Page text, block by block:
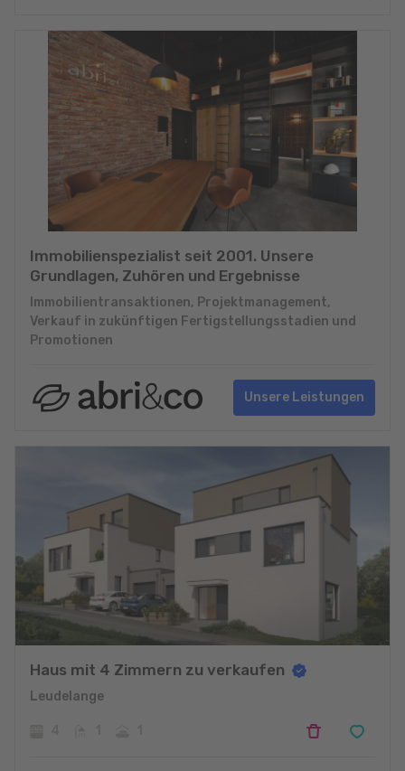
Immobilienspezialist seit 2001. Unsere
Grundlagen, Zuhören und Ergebnisse
Immobilientransaktionen, Projektmanagement,
Verkauf in zukünftigen Fertigstellungsstadien und
Promotionen
Unsere Leistungen
Haus mit 4 Zimmern zu verkaufen
Leudelange